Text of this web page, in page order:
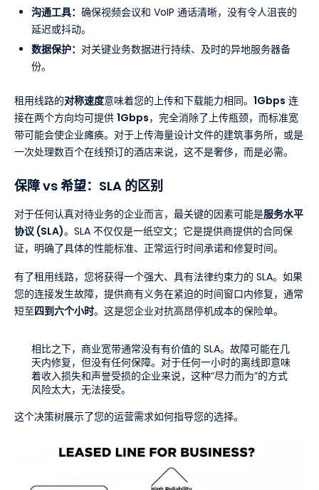
沟通工具： 确保视频会议和 VoIP 通话清晰，没有令人沮丧的
延迟或抖动。
数据保护： 对关键业务数据进行持续、及时的异地服务器备
份。
租用线路的对称速度意味着您的上传和下载能力相同。 1Gbps 连
接在两个方向均可提供 1Gbps，完全消除了上传瓶颈，而标准宽
带可能会使企业瘫痪。对于上传海量设计文件的建筑事务所，或是
一次处理数百个在线预订的酒店来说，这不是奢侈，而是必需。
保障 vs 希望：SLA 的区别
对于任何认真对待业务的企业而言，最关键的因素可能是服务水平
协议 (SLA)。SLA 不仅仅是一纸空文；它是提供商提供的合同保
证，明确了具体的性能标准、正常运行时间承诺和修复时间。
有了租用线路，您将获得一个强大、具有法律约束力的 SLA。如果
您的连接发生故障，提供商有义务在紧迫的时间窗口内修复，通常
短至四到六个小时。这是您企业对抗高昂停机成本的保险单。
相比之下，商业宽带通常没有有价值的 SLA。故障可能在几
天内修复，但没有任何保障。对于任何一小时的离线即意味
着收入损失和声誉受损的企业来说，这种“尽力而为”的方式
风险太大，无法接受。
这个决策树展示了您的运营需求如何指导您的选择。